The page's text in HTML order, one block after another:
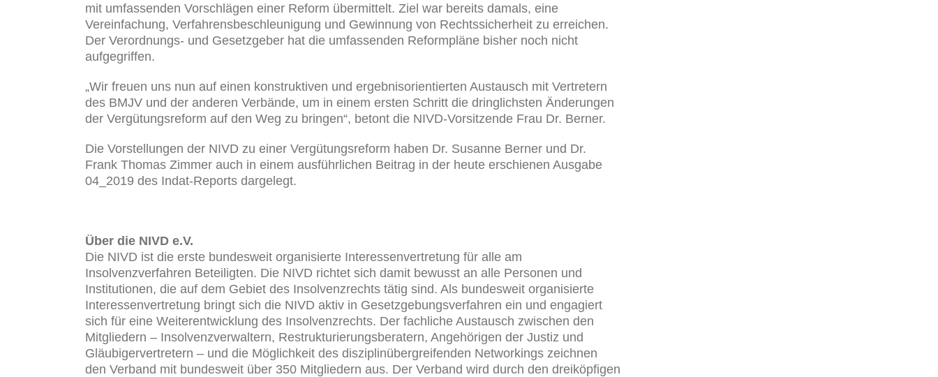
mit umfassenden Vorschlägen einer Reform übermittelt. Ziel war bereits damals, eine
Vereinfachung, Verfahrensbeschleunigung und Gewinnung von Rechtssicherheit zu erreichen.
Der Verordnungs- und Gesetzgeber hat die umfassenden Reformpläne bisher noch nicht
aufgegriffen.
„Wir freuen uns nun auf einen konstruktiven und ergebnisorientierten Austausch mit Vertretern
des BMJV und der anderen Verbände, um in einem ersten Schritt die dringlichsten Änderungen
der Vergütungsreform auf den Weg zu bringen“, betont die NIVD-Vorsitzende Frau Dr. Berner.
Die Vorstellungen der NIVD zu einer Vergütungsreform haben Dr. Susanne Berner und Dr.
Frank Thomas Zimmer auch in einem ausführlichen Beitrag in der heute erschienen Ausgabe
04_2019 des Indat-Reports dargelegt.
Über die NIVD e.V.
Die NIVD ist die erste bundesweit organisierte Interessenvertretung für alle am
Insolvenzverfahren Beteiligten. Die NIVD richtet sich damit bewusst an alle Personen und
Institutionen, die auf dem Gebiet des Insolvenzrechts tätig sind. Als bundesweit organisierte
Interessenvertretung bringt sich die NIVD aktiv in Gesetzgebungsverfahren ein und engagiert
sich für eine Weiterentwicklung des Insolvenzrechts. Der fachliche Austausch zwischen den
Mitgliedern – Insolvenzverwaltern, Restrukturierungsberatern, Angehörigen der Justiz und
Gläubigervertretern – und die Möglichkeit des disziplinübergreifenden Networkings zeichnen
den Verband mit bundesweit über 350 Mitgliedern aus. Der Verband wird durch den dreiköpfigen